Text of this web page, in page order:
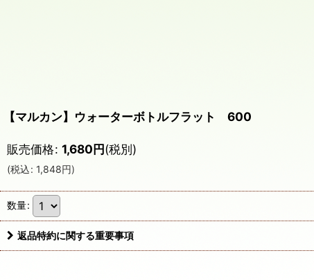
【マルカン】ウォーターボトルフラット 600
販売価格: 1,680円(税別)
(税込: 1,848円)
数量:
返品特約に関する重要事項